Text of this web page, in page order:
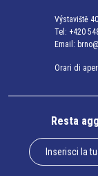
Výstaviště
Tel: +420
Email:
Orari di
Resta